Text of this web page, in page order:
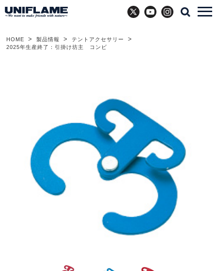
X YouTubeInstagram
HOME 製品情報
テントアクセサリー
2025年生産終了：引掛け坊主 コンビ